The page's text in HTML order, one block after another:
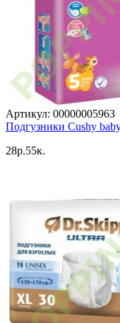
Артикул: 00000005963
Подгузники Cushy
28p.55к.